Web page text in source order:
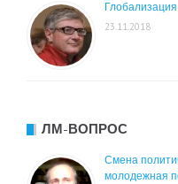
23.11.2018
ЛМ-ВОПРОС
Смена
молодежная